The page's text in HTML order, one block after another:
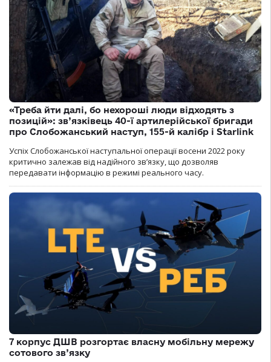
«Треба йти далі, бо нехороші люди відходять з
позицій»: зв’язківець 40-ї артилерійської бригади
про Слобожанський наступ, 155-й калібр і Starlink
Успіх Слобожанської наступальної операції восени 2022 року
критично залежав від надійного зв’язку, що дозволяв
передавати інформацію в режимі реального часу.
7 корпус ДШВ розгортає власну мобільну мережу
сотового зв’язку